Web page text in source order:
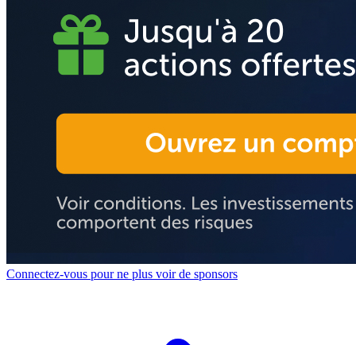
Connectez-vous pour ne plus voir de sponsors